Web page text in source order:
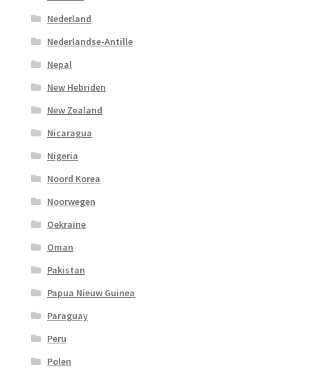
Nederland
Nederlandse-Antille
Nepal
New Hebriden
New Zealand
Nicaragua
Nigeria
Noord Korea
Noorwegen
Oekraine
Oman
Pakistan
Papua Nieuw Guinea
Paraguay
Peru
Polen